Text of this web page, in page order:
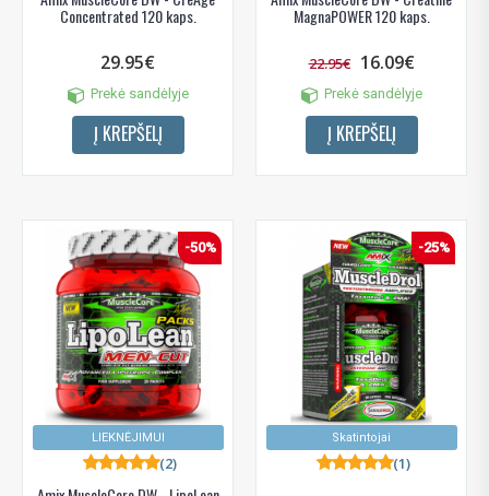
Concentrated 120 kaps.
29.95€
Prekė sandėlyje
Į KREPŠELĮ
MagnaPOWER 120 kaps.
22.95€ 16.09€
Prekė sandėlyje
Į KREPŠELĮ
LIEKNĖJIMUI
-50%
(2)
Skatintojai
-25%
(1)